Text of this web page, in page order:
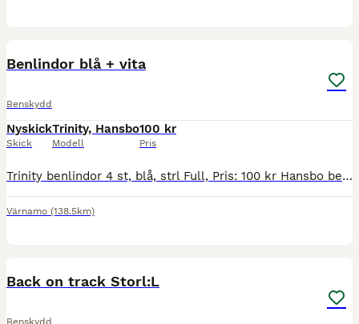
Benlindor blå + vita
Benskydd
Nyskick
Skick
Trinity, Hansbo
Modell
100 kr
Pris
Trinity benlindor 4 st, blå, strl Full, Pris: 100 kr Hansbo benlindor 4 st, vit, strl Full, Pris: 100 kr
Värnamo (138.5km)
Back on track Storl:L
Benskydd